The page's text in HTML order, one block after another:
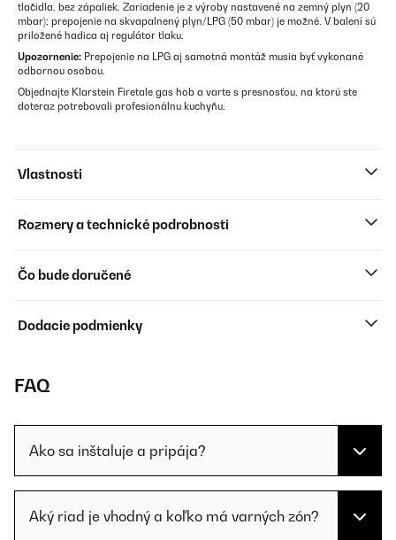
tlačidla, bez zápaliek. Zariadenie je z výroby nastavené na zemný plyn (20
mbar); prepojenie na skvapalnený plyn/LPG (50 mbar) je možné. V balení sú
priložené hadica aj regulátor tlaku.
Upozornenie: Prepojenie na LPG aj samotná montáž musia byť vykonané
odbornou osobou.
Objednajte Klarstein Firetale gas hob a varte s presnosťou, na ktorú ste
doteraz potrebovali profesionálnu kuchyňu.
Vlastnosti
Rozmery a technické podrobnosti
Čo bude doručené
Dodacie podmienky
FAQ
Ako sa inštaluje a pripája?
Aký riad je vhodný a koľko má varných zón?